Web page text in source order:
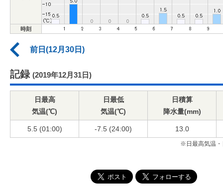
時刻
前日(12月30日)
記録 (2019年12月31日)
日最高
気温(℃)
日最低
気温(℃)
日積算
降水量(mm)
5.5 (01:00) -7.5 (24:00) 13.0
※日最高気温・